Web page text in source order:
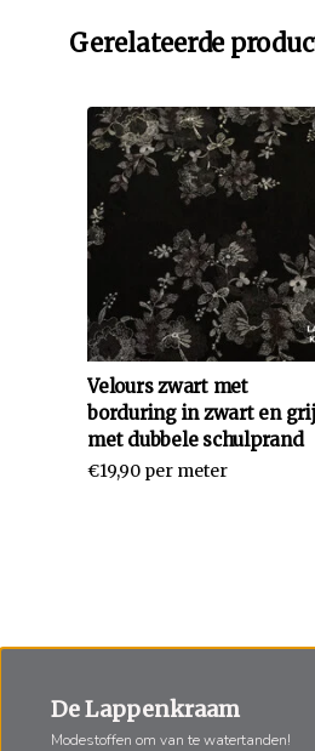
Gerelateerde
Velours zwart met
borduring in zwart en
met dubbele schulprand
€19,90 per meter
De Lappenkraam
Modestoffen om van te watertanden!